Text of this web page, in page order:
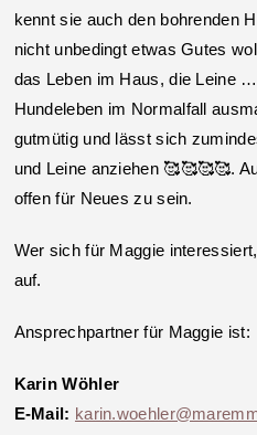
kennt sie auch den bohrenden
nicht unbedingt etwas Gutes
das Leben im Haus, die Leine
Hundeleben im Normalfall
gutmütig und lässt sich
und Leine anziehen 🥰🥰🥰🥰.
offen für Neues zu sein.
Wer sich für Maggie
auf.
Ansprechpartner für Maggie ist:
Karin Wöhler
E-Mail: